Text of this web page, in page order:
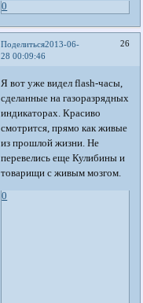
0
Поделиться 26
2013-06-
28 00:09:46
Я вот уже видел flash-часы,
сделанные на газоразрядных
индикаторах. Красиво
смотрится, прямо как живые
из прошлой жизни. Не
перевелись еще Кулибины и
товарищи с живым мозгом.
0